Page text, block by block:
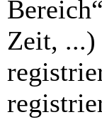
Zeit, ...)